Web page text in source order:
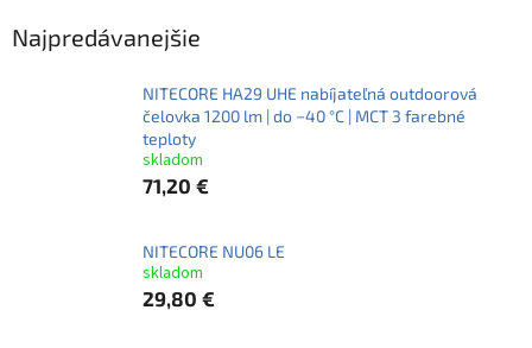
Najpredávanejšie
NITECORE HA29 UHE nabíjateľná outdoorová
čelovka 1200 lm | do −40 °C | MCT 3 farebné
teploty
skladom
71,20 €
NITECORE NU06 LE
skladom
29,80 €